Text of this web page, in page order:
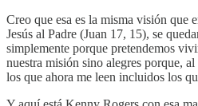
Creo que esa es la misma visión que
Jesús al Padre (Juan 17, 15), se
simplemente porque pretendemos
nuestra misión sino alegres porque,
los que ahora me leen incluidos los